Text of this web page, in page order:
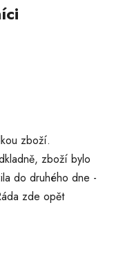
zboží.
zboží bylo
do druhého dne -
zde opět